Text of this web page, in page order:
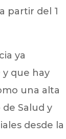
partir del 1
ya
y que hay
una alta
Salud y
desde la